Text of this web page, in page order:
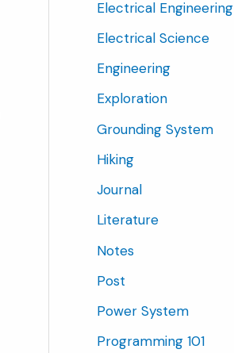
Electrical Engineering
Electrical Science
Engineering
Exploration
Grounding System
Hiking
Journal
Literature
Notes
Post
Power System
Programming 101